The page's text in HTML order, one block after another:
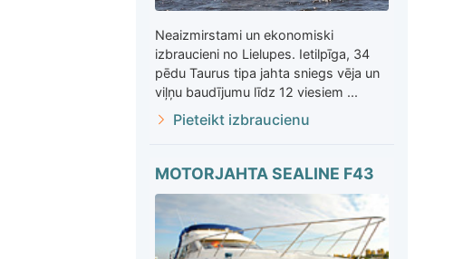
Neaizmirstami un ekonomiski
izbraucieni no Lielupes. Ietilpīga, 34
pēdu Taurus tipa jahta sniegs vēja un
viļņu baudījumu līdz 12 viesiem ...
Pieteikt izbraucienu
MOTORJAHTA SEALINE F43